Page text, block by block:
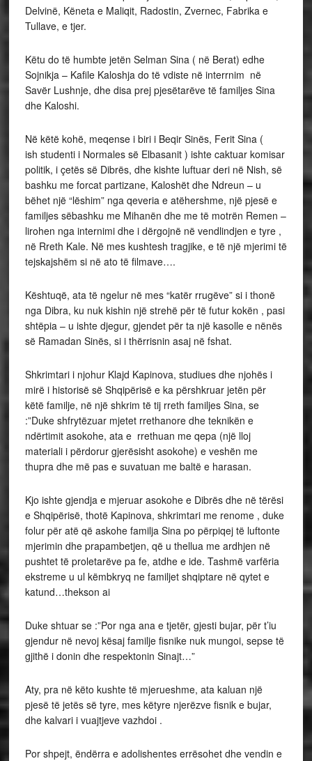
Delvinë, Këneta e Maliqit, Radostin, Zvernec, Fabrika e
Tullave, e tjer.
Këtu do të humbte jetën Selman Sina ( në Berat) edhe
Sojnikja – Kafile Kaloshja do të vdiste në interrnim në
Savër Lushnje, dhe disa prej pjesëtarëve të familjes Sina
dhe Kaloshi.
Në këtë kohë, meqense i biri i Beqir Sinës, Ferit Sina (
ish studenti i Normales së Elbasanit ) ishte caktuar komisar
politik, i çetës së Dibrës, dhe kishte luftuar deri në Nish, së
bashku me forcat partizane, Kaloshët dhe Ndreun – u
bëhet një “lëshim” nga qeveria e atëhershme, një pjesë e
familjes sëbashku me Mihanën dhe me të motrën Remen –
lirohen nga internimi dhe i dërgojnë në vendlindjen e tyre ,
në Rreth Kale. Në mes kushtesh tragjike, e të një mjerimi të
tejskajshëm si në ato të filmave….
Kështuqë, ata të ngelur në mes “katër rrugëve” si i thonë
nga Dibra, ku nuk kishin një strehë për të futur kokën , pasi
shtëpia – u ishte djegur, gjendet për ta një kasolle e nënës
së Ramadan Sinës, si i thërrisnin asaj në fshat.
Shkrimtari i njohur Klajd Kapinova, studiues dhe njohës i
mirë i historisë së Shqipërisë e ka përshkruar jetën për
këtë familje, në një shkrim të tij rreth familjes Sina, se
:”Duke shfrytëzuar mjetet rrethanore dhe teknikën e
ndërtimit asokohe, ata e rrethuan me qepa (një lloj
materiali i përdorur gjerësisht asokohe) e veshën me
thupra dhe më pas e suvatuan me baltë e harasan.
Kjo ishte gjendja e mjeruar asokohe e Dibrës dhe në tërësi
e Shqipërisë, thotë Kapinova, shkrimtari me renome , duke
folur për atë që askohe familja Sina po përpiqej të luftonte
mjerimin dhe prapambetjen, që u thellua me ardhjen në
pushtet të proletarëve pa fe, atdhe e ide. Tashmë varfëria
ekstreme u ul këmbkryq ne familjet shqiptare në qytet e
katund…thekson ai
Duke shtuar se :”Por nga ana e tjetër, gjesti bujar, për t’iu
gjendur në nevoj kësaj familje fisnike nuk mungoi, sepse të
gjithë i donin dhe respektonin Sinajt…”
Aty, pra në këto kushte të mjerueshme, ata kaluan një
pjesë të jetës së tyre, mes këtyre njerëzve fisnik e bujar,
dhe kalvari i vuajtjeve vazhdoi .
Por shpejt, ëndërra e adolishentes errësohet dhe vendin e